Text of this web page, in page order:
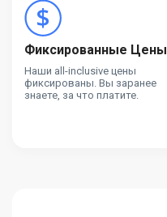
Фиксированные Цены
Наши all-inclusive цены
фиксированы. Вы заранее
знаете, за что платите.